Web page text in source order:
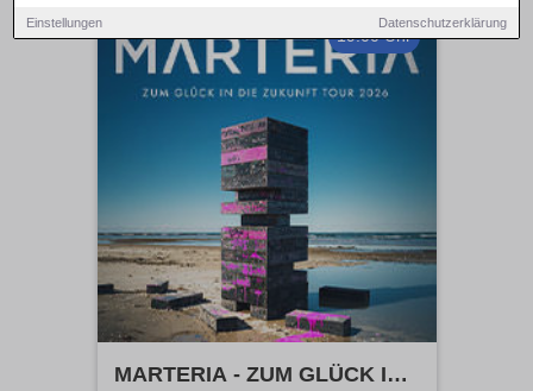
Einstellungen Datenschutzerklärung
19:00 Uhr
MARTERIA - ZUM GLÜCK IN